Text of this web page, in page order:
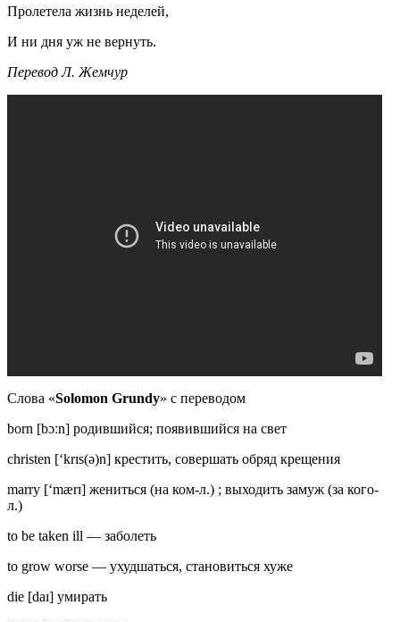
Пролетела жизнь неделей,
И ни дня уж не вернуть.
Перевод Л. Жемчур
Слова «Solomon Grundy» с переводом
born [bɔːn] родившийся; появившийся на свет
christen [‘krɪs(ə)n] крестить, совершать обряд крещения
marry [‘mærɪ] жениться (на ком-л.) ; выходить замуж (за кого-
л.)
to be taken ill — заболеть
to grow worse — ухудшаться, становиться хуже
die [daɪ] умирать